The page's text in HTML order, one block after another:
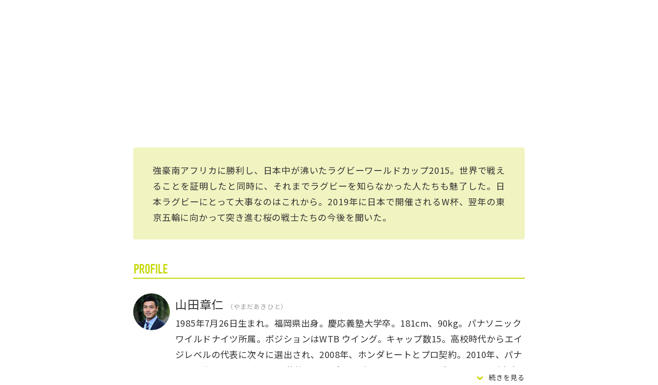
強豪南アフリカに勝利し、日本中が沸いたラグビーワールドカップ2015。世界で戦え
ることを証明したと同時に、それまでラグビーを知らなかった人たちも魅了した。日
本ラグビーにとって大事なのはこれから。2019年に日本で開催されるW杯、翌年の東
京五輪に向かって突き進む桜の戦士たちの今後を聞いた。
山田章仁 やまだあきひと
1985年7月26日生まれ。福岡県出身。慶応義塾大学卒。181cm、90kg。パナソニック
ワイルドナイツ所属。ポジションはWTB ウイング。キャップ数15。高校時代からエイ
ジレベルの代表に次々に選出され、2008年、ホンダヒートとプロ契約。2010年、パナ
ソニック ワイルドナイツに移籍、トップリーグの2012-2013シーズンにはリーグ史上
続きを見る